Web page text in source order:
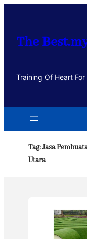
kontenThe
Training Of Heart
Tag:Jasa
Utara